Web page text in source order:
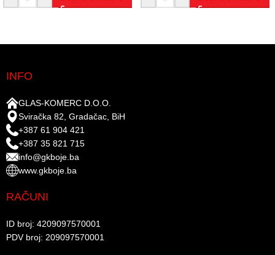
INFO
GLAS-KOMERC D.O.O.
Sviračka 82, Gradačac, BiH
+387 61 904 421
+387 35 821 715
info@gkboje.ba
www.gkboje.ba
RAČUNI
ID broj: 4209097570001​
PDV broj: 209097570001 ​